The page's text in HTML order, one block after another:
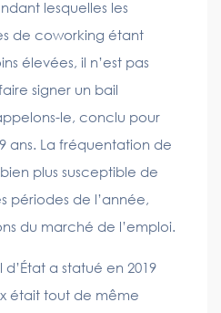
lesquelles les
de coworking étant
élevées, il n’est pas
signer un bail
le, conclu pour
ans. La fréquentation de
plus susceptible de
périodes de l’année,
du marché de l’emploi.
a statué en 2019
était tout de même